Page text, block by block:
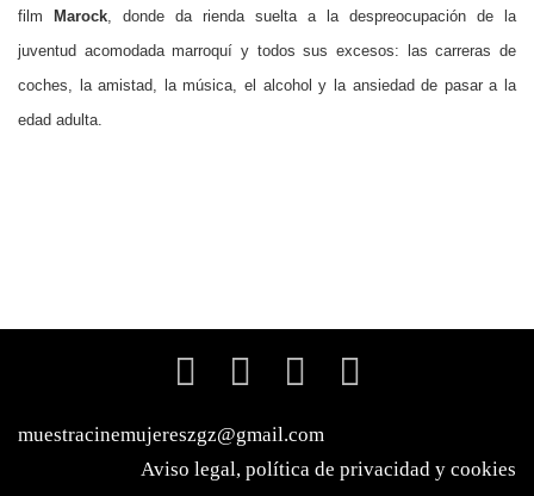
film Marock
donde da rienda suelta a la despreocupación de la
juventud acomodada marroquí y todos sus excesos: las carreras de
coches, la amistad, la música, el alcohol y la ansiedad de pasar a la
edad adulta.
muestracinemujereszgz@gmail.com
Aviso legal, política de privacidad y cookies